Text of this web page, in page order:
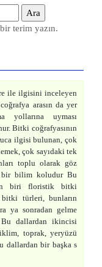
terim yazın.
ile ilgisini inceleyen
arasın da yer
yollarına uyması
Bitki coğrafyasının
ilgisi bulunan, çok
çok sayıdaki tek
toplu olarak göz
bir bilim koludur Bu
biri floristik bitki
bitki türleri, bunların
ya sonradan gelme
Bu dallardan ikincisi
toprak, yeryüzü
dallardan bir başka s